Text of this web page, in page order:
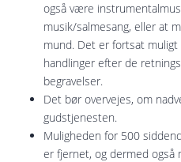
også være
musik/salmesang, eller at
mund. Det er fortsat
handlinger efter de
begravelser.
Det bør overvejes, om
gudstjenesten.
Muligheden for 500
er fjernet, og dermed også